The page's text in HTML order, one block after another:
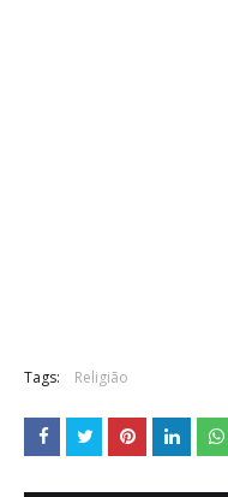
Tags: Religião